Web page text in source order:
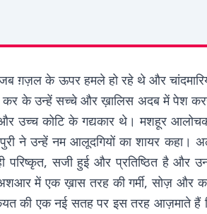
ग़ज़ल के ऊपर हमले हो रहे थे और
के उन्हें सच्चे और ख़ालिस अदब में पेश
और उच्च कोटि के गद्यकार थे। मशहूर
ने उन्हें नम आलूदगियों का शायर कहा।
सजी हुई और प्रतिष्ठित है और
में एक ख़ास तरह की गर्मी, सोज़
की एक नई सतह पर इस तरह आज़माते